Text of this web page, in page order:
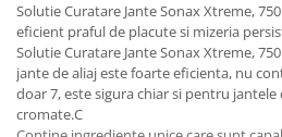
Solutie Curatare Jante Sonax Xtreme,
eficient praful de placute si mizeria
Solutie Curatare Jante Sonax Xtreme,
jante de aliaj este foarte eficienta, nu
doar 7, este sigura chiar si pentru
cromate.C